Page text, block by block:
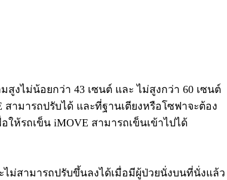
งไม่น้อยกว่า 43 เซนต์ และ ไม่สูงกว่า 60 เซนต์
ามารถปรับได้ และที่ฐานเตียงหรือโซฟาจะต้อง
ห้รถเข็น iMOVE สามารถเข็นเข้าไปได้
ไม่สามารถปรับขึ้นลงได้เมื่อมีผู้ป่วยนั่งบนที่นั่งแ